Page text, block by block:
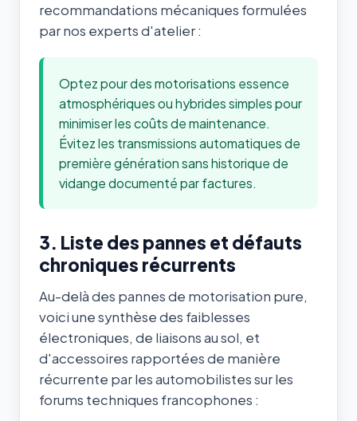
recommandations mécaniques formulées
par nos experts d'atelier :
Optez pour des motorisations essence
atmosphériques ou hybrides simples pour
minimiser les coûts de maintenance.
Évitez les transmissions automatiques de
première génération sans historique de
vidange documenté par factures.
3. Liste des pannes et défauts
chroniques récurrents
Au-delà des pannes de motorisation pure,
voici une synthèse des faiblesses
électroniques, de liaisons au sol, et
d'accessoires rapportées de manière
récurrente par les automobilistes sur les
forums techniques francophones :